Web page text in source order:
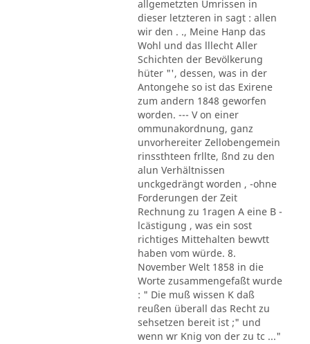
allgemetzten Umrissen in
dieser letzteren in sagt : allen
wir den . ., Meine Hanp das
Wohl und das lllecht Aller
Schichten der Bevölkerung
hüter "', dessen, was in der
Antongehe so ist das Exirene
zum andern 1848 geworfen
worden. --- V on einer
ommunakordnung, ganz
unvorhereiter Zellobengemein
rinssthteen frllte, ßnd zu den
alun Verhältnissen
unckgedrängt worden , -ohne
Forderungen der Zeit
Rechnung zu 1ragen A eine B -
lcästigung , was ein sost
richtiges Mittehalten bewvtt
haben vom würde. 8.
November Welt 1858 in die
Worte zusammengefaßt wurde
: " Die muß wissen K daß
reußen überall das Recht zu
sehsetzen bereit ist ;" und
wenn wr Knig von der zu tc ..."